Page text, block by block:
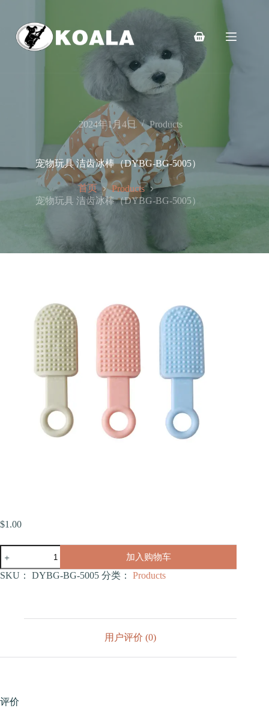
购
车
2024年1月4日 Products
宠物玩具 洁齿冰棒（DYBG-BG-5005）
首页
Products
宠物玩具 洁齿冰棒（DYBG-BG-5005）
$1.00
物
玩
加入购物车
SKU： DYBG-BG-5005 分类： Products
用户评价 (0)
评价